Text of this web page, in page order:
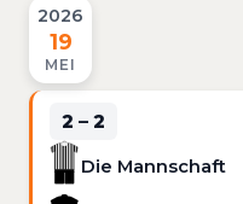
2026
19
MEI
2 – 2
Die Mannschaft